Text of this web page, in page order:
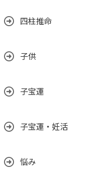
四柱推命
子供
子宝運
子宝運・妊活
悩み